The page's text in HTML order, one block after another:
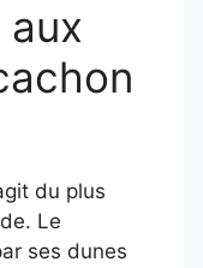
du plus
Le
ses dunes